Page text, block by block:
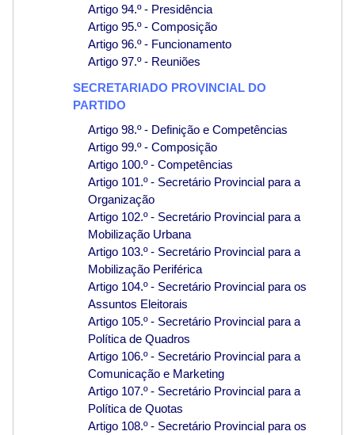
Artigo 94.º - Presidência
Artigo 95.º - Composição
Artigo 96.º - Funcionamento
Artigo 97.º - Reuniões
SECRETARIADO PROVINCIAL DO
PARTIDO
Artigo 98.º - Definição e Competências
Artigo 99.º - Composição
Artigo 100.º - Competências
Artigo 101.º - Secretário Provincial para a
Organização
Artigo 102.º - Secretário Provincial para a
Mobilização Urbana
Artigo 103.º - Secretário Provincial para a
Mobilização Periférica
Artigo 104.º - Secretário Provincial para os
Assuntos Eleitorais
Artigo 105.º - Secretário Provincial para a
Política de Quadros
Artigo 106.º - Secretário Provincial para a
Comunicação e Marketing
Artigo 107.º - Secretário Provincial para a
Política de Quotas
Artigo 108.º - Secretário Provincial para os